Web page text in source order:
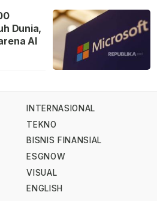
Dunia,
AI
INTERNASIONAL
TEKNO
BISNIS FINANSIAL
ESGNOW
VISUAL
ENGLISH